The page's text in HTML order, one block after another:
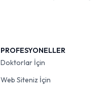
PROFESYONELLER
Doktorlar İçin
Web Siteniz İçin